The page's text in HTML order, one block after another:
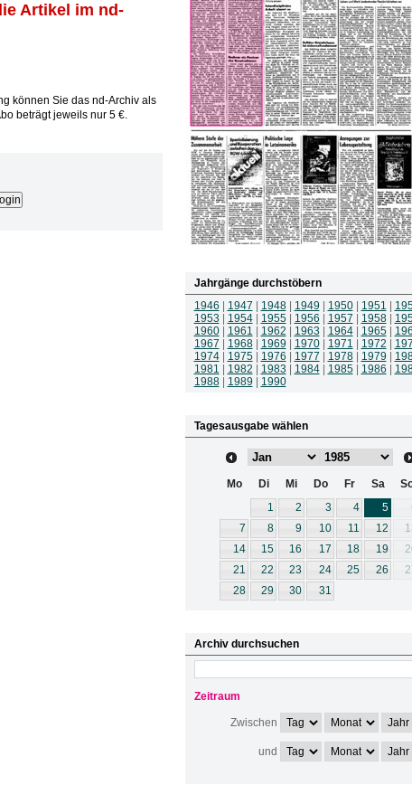
Artikel im nd-
können Sie das nd-Archiv als
beträgt jeweils nur 5 €.
Jahrgänge durchstöbern
1946
1947 1948| 1949 1950| 1951
1953
1954| 1955| 1956 1957 1958|
1960| 1961 1962 1963 1964| 1965|
1967
1968| 1969 1970| 1971 1972
1974| 1975| 1976 1977 1978| 1979
1981
1982 1983 1984| 1985| 1986
1988| 1989 1990
Tagesausgabe wählen
Mo Di Mi Do Fr Sa
1
2 3 4 5
7
8 9 10 11 12
14
15 16 17 18 19
21
22 23 24 25 26
28
29 30 31
Archiv durchsuchen
Zeitraum
Zwischen
und